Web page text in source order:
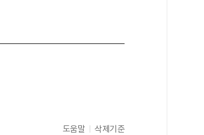
도움말 삭제기준